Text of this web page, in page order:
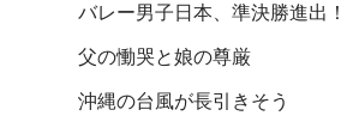
バレー男子日本、準決勝進出！
父の慟哭と娘の尊厳
沖縄の台風が長引きそう